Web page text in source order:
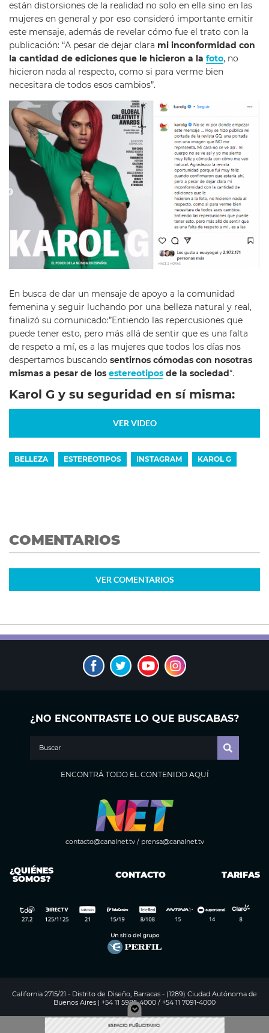
están distorsiones de la realidad no solo en ella sino en las
mujeres en general y por eso consideró importante emitir
este mensaje, además de revelar cómo fue el trato con la
publicación: “A pesar de dejar clara mi inconformidad con
la cantidad de ediciones que le hicieron a la foto, no
hicieron nada al respecto, como si para verme bien
necesitara de todos esos cambios”.
En busca de dar un mensaje de apoyo a la comunidad
femenina y seguir luchando por una belleza natural y real,
finalizó su comunicado:”Entiendo las repercusiones que
puede tener esto, pero más allá de sentir que es una falta
de respeto a mí, es a las mujeres que todos los días nos
despertamos buscando sentirnos cómodas con nosotras
mismas a pesar de los estereotipos de la sociedad“.
Karol G y su seguridad en sí misma:
VER VIDEO
BELLEZA ESTEREOTIPOS INSTAGRAM KAROL G
COMENTARIOS
VER COMENTARIOS
¿NO ENCONTRASTE LO QUE BUSCABAS?
ENCONTRÁ TODO EL CONTENIDO AQUÍ
contacto@canalnet.tv/ prensa@canalnet.tv
¿QUIÉNES
SOMOS? CONTACTO TARIFAS
California 2715/21 - Distrito de Diseño, Barracas - (1289) Ciudad Autónoma de
Buenos Aires | +54 11 5985-4000 / +54 11 7091-4000
Digitalproserver